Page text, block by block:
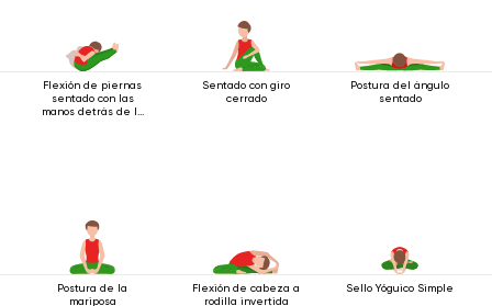
Flexión de piernas
sentado con las
manos detrás de la
Sentado con giro
cerrado
Postura del ángulo
sentado
Postura de la
mariposa
Flexión de cabeza a
rodilla invertida
Sello Yóguico Simple